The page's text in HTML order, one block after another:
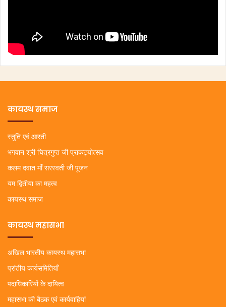
कायस्थ समाज
स्तुति एवं आरती
भगवान श्री चित्रगुप्त जी प्राकट्योत्सव
कलम दवात माँ सरस्वती जी पूजन
यम द्वितीया का महत्व
कायस्थ समाज
कायस्थ महासभा
अखिल भारतीय कायस्थ महासभा
प्रांतीय कार्यसमितियाँ
पदाधिकारियों के दायित्व
महासभा की बैठक एवं कार्यवाहियां